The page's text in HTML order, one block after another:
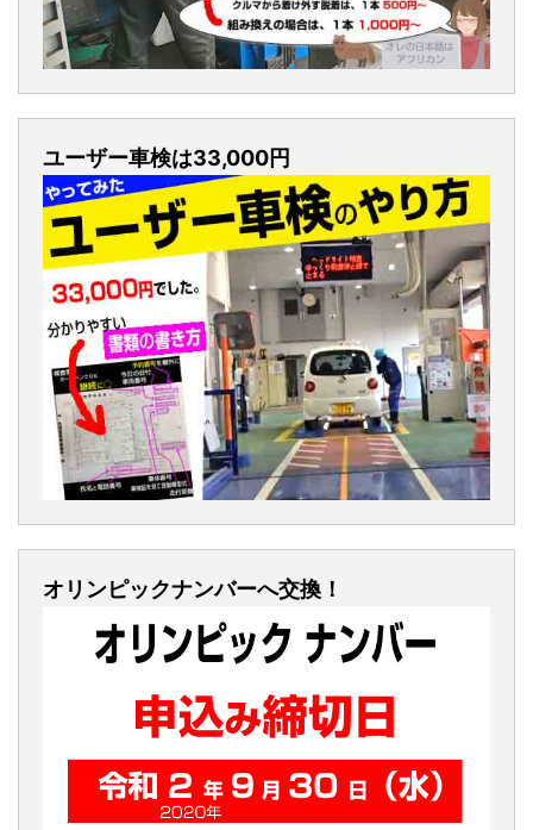
ユーザー車検は33,000円
オリンピックナンバーへ交換！